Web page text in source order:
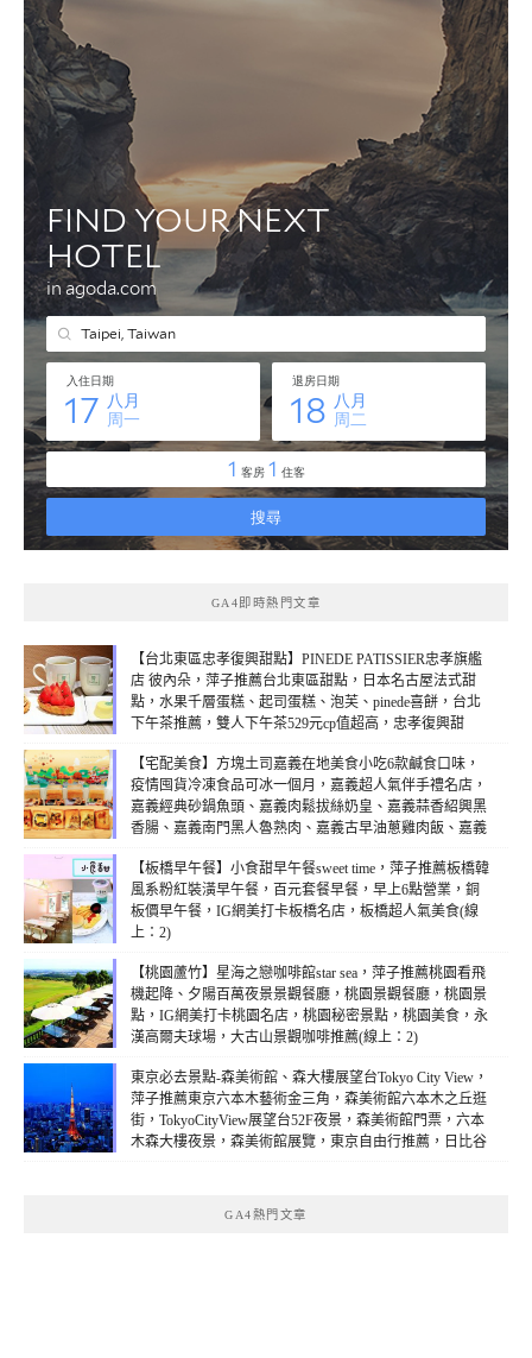
GA4即時熱門文章
【台北東區忠孝復興甜點】PINEDE PATISSIER忠孝旗艦
店 彼內朵，萍子推薦台北東區甜點，日本名古屋法式甜
點，水果千層蛋糕、起司蛋糕、泡芙、pinede喜餅，台北
下午茶推薦，雙人下午茶529元cp值超高，忠孝復興甜
【宅配美食】方塊土司嘉義在地美食小吃6款鹹食口味，
疫情囤貨冷凍食品可冰一個月，嘉義超人氣伴手禮名店，
嘉義經典砂鍋魚頭、嘉義肉鬆拔絲奶皇、嘉義蒜香紹興黑
香腸、嘉義南門黑人魯熟肉、嘉義古早油蔥雞肉飯、嘉義
【板橋早午餐】小食甜早午餐sweet time，萍子推薦板橋韓
風系粉紅裝潢早午餐，百元套餐早餐，早上6點營業，銅
板價早午餐，IG網美打卡板橋名店，板橋超人氣美食(線
上：2)
【桃園蘆竹】星海之戀咖啡館star sea，萍子推薦桃園看飛
機起降、夕陽百萬夜景景觀餐廳，桃園景觀餐廳，桃園景
點，IG網美打卡桃園名店，桃園秘密景點，桃園美食，永
漢高爾夫球場，大古山景觀咖啡推薦(線上：2)
東京必去景點-森美術館、森大樓展望台Tokyo City View，
萍子推薦東京六本木藝術金三角，森美術館六本木之丘逛
街，TokyoCityView展望台52F夜景，森美術館門票，六本
木森大樓夜景，森美術館展覽，東京自由行推薦，日比谷
GA4熱門文章